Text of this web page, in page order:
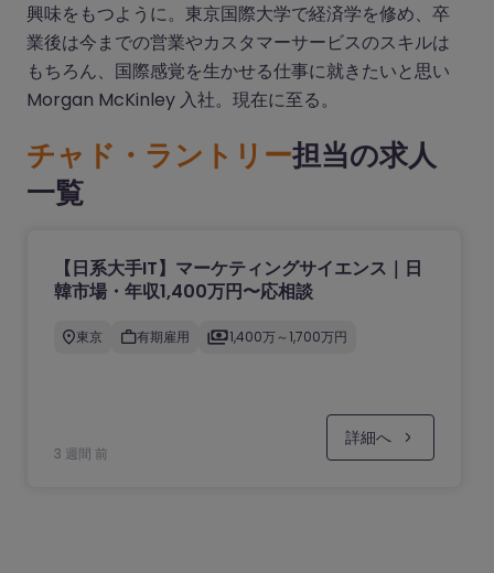
興味をもつように。東京国際大学で経済学を修め、卒
業後は今までの営業やカスタマーサービスのスキルは
もちろん、国際感覚を生かせる仕事に就きたいと思い
Morgan McKinley 入社。現在に至る。
チャド・ラントリー担当の求人
一覧
【日系大手IT】マーケティングサイエンス｜日
韓市場・年収1,400万円〜応相談
東京 有期雇用 1,400万～1,700万円
3 週間 前
詳細へ